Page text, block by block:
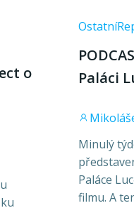
Ostatní
Paláci
Minulý
Paláce
filmu. A
o